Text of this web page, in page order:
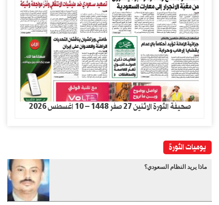
صحيفة الثورة الاثنين 27 صفر 1448 – 10 اغسطس 2026
يوميات الثورة
ماذا يريد النظام السعودي؟